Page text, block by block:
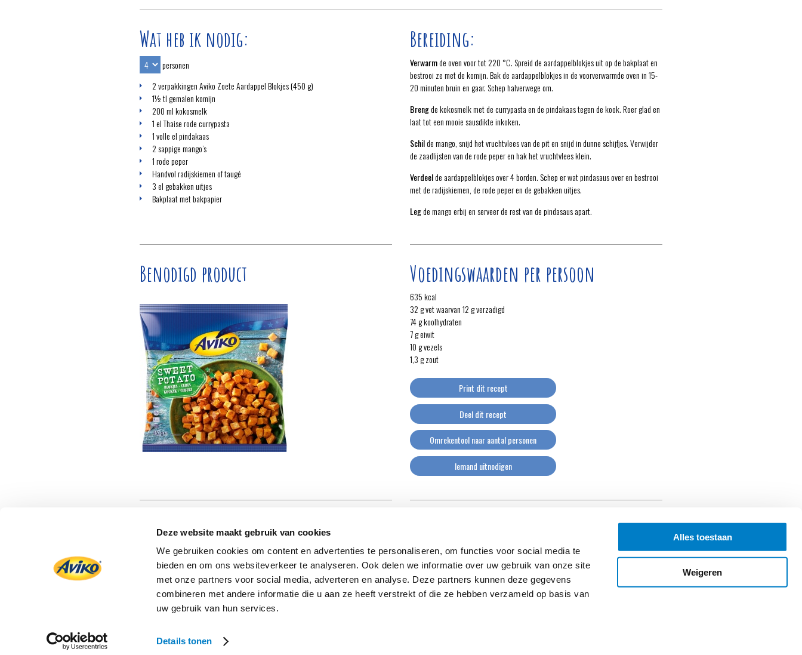
Deze website maakt gebruik van cookies
We gebruiken cookies om content en advertenties te personaliseren, om functies voor social media te
bieden en om ons websiteverkeer te analyseren. Ook delen we informatie over uw gebruik van onze site
met onze partners voor social media, adverteren en analyse. Deze partners kunnen deze gegevens
combineren met andere informatie die u aan ze heeft verstrekt of die ze hebben verzameld op basis van
uw gebruik van hun services.
Details tonen
Alles toestaan
Weigeren
Wat heb ik nodig:
personen
2 verpakkingen Aviko Zoete Aardappel Blokjes (450 g)
1½ tl gemalen komijn
200 ml kokosmelk
1 el Thaise rode currypasta
1 volle el pindakaas
2 sappige mango’s
1 rode peper
Handvol radijskiemen of taugé
3 el gebakken uitjes
Bakplaat met bakpapier
Bereiding:
Verwarmde oven voor tot 220 °C. Spreid de aardappelblokjes uit op de bakplaat en
bestrooi ze met de komijn. Bak de aardappelblokjes in de voorverwarmde oven in 15-
20 minuten bruin en gaar. Schep halverwege om.
Brengde kokosmelk met de currypasta en de pindakaas tegen de kook. Roer glad en
laat tot een mooie sausdikte inkoken.
Schilde mango, snijd het vruchtvlees van de pit en snijd in dunne schijfjes. Verwijder
de zaadlijsten van de rode peper en hak het vruchtvlees klein.
Verdeelde aardappelblokjes over 4 borden. Schep er wat pindasaus over en bestrooi
met de radijskiemen, de rode peper en de gebakken uitjes.
Legde mango erbij en serveer de rest van de pindasaus apart.
Benodigd product Voedingswaarden per persoon
635 kcal
32 g vet waarvan 12 g verzadigd
74 g koolhydraten
7 g eiwit
10 g vezels
1,3 g zout
Print dit recept
Deel dit recept
Omrekentool naar aantal personen
Iemand uitnodigen